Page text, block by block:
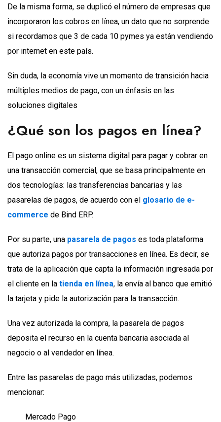
De la misma forma, se duplicó el número de empresas que
incorporaron los cobros en línea, un dato que no sorprende
si recordamos que 3 de cada 10 pymes ya están vendiendo
por internet en este país.
Sin duda, la economía vive un momento de transición hacia
múltiples medios de pago, con un énfasis en las
soluciones digitales
¿Qué son los pagos en línea?
El pago online es un sistema digital para pagar y cobrar en
una transacción comercial, que se basa principalmente en
dos tecnologías: las transferencias bancarias y las
pasarelas de pagos, de acuerdo con el glosario de e-
commerce de Bind ERP.
Por su parte, una pasarela de pagos es toda plataforma
que autoriza pagos por transacciones en línea. Es decir, se
trata de la aplicación que capta la información ingresada por
el cliente en la tienda en línea, la envía al banco que emitió
la tarjeta y pide la autorización para la transacción.
Una vez autorizada la compra, la pasarela de pagos
deposita el recurso en la cuenta bancaria asociada al
negocio o al vendedor en línea.
Entre las pasarelas de pago más utilizadas, podemos
mencionar:
Mercado Pago